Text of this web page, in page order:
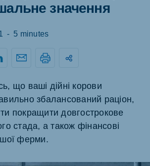
значення
- 5 minutes
що ваші дійні корови
збалансований раціон,
покращити довгострокове
стада, а також фінансові
ферми.